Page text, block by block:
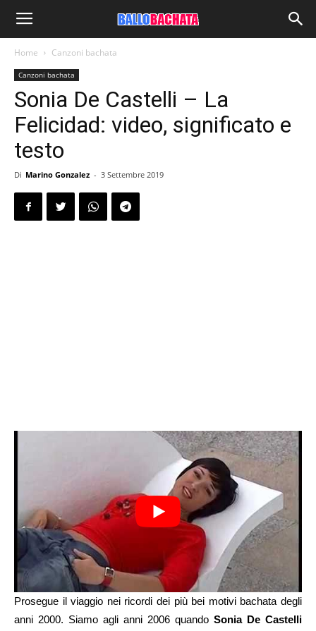
Home Canzoni bachata
Canzoni bachata
Sonia De Castelli – La
Felicidad: video, significato e
testo
Di Marino Gonzalez - 3 Settembre 2019
Prosegue il viaggio nei ricordi dei più bei motivi bachata degli
anni 2000. Siamo agli anni 2006 quando Sonia De Castelli